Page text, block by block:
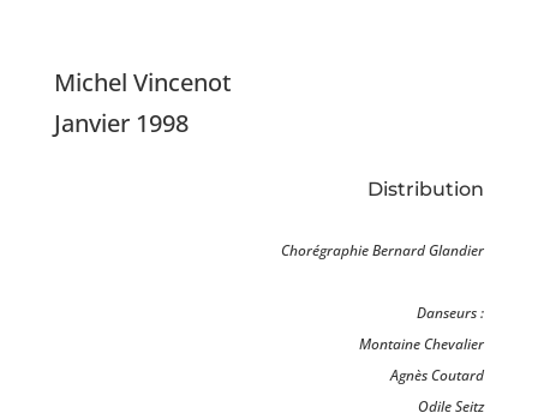
Michel Vincenot
Janvier 1998
Distribution
Chorégraphie Bernard Glandier
Danseurs :
Montaine Chevalier
Agnès Coutard
Odile Seitz